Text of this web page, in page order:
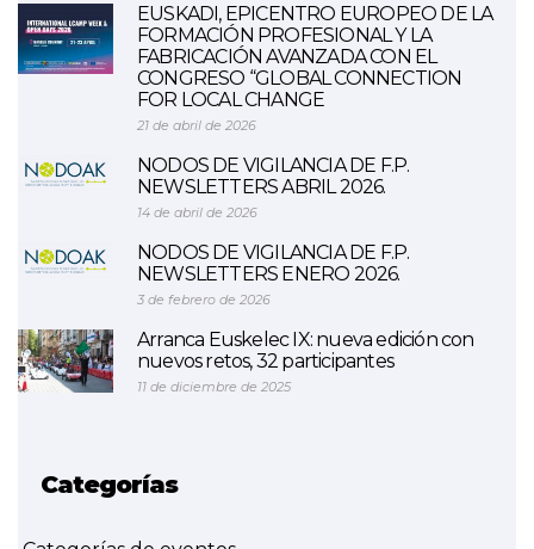
EUSKADI, EPICENTRO EUROPEO DE LA
FORMACIÓN PROFESIONAL Y LA
FABRICACIÓN AVANZADA CON EL
CONGRESO “GLOBAL CONNECTION
FOR LOCAL CHANGE
21 de abril de 2026
NODOS DE VIGILANCIA DE F.P.
NEWSLETTERS ABRIL 2026.
14 de abril de 2026
NODOS DE VIGILANCIA DE F.P.
NEWSLETTERS ENERO 2026.
3 de febrero de 2026
Arranca Euskelec IX: nueva edición con
nuevos retos, 32 participantes
11 de diciembre de 2025
Categorías